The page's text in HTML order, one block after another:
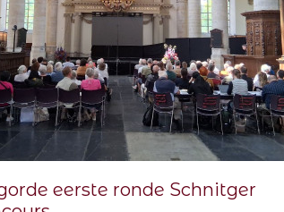
eerste ronde Schnitger